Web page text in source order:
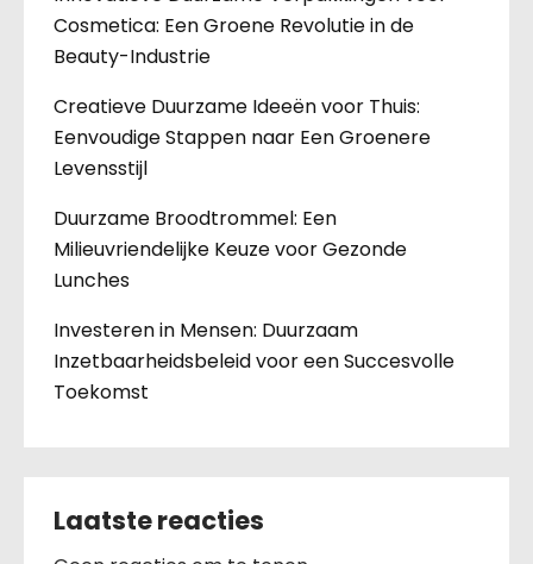
Cosmetica: Een Groene Revolutie in de
Beauty-Industrie
Creatieve Duurzame Ideeën voor Thuis:
Eenvoudige Stappen naar Een Groenere
Levensstijl
Duurzame Broodtrommel: Een
Milieuvriendelijke Keuze voor Gezonde
Lunches
Investeren in Mensen: Duurzaam
Inzetbaarheidsbeleid voor een Succesvolle
Toekomst
Laatste reacties